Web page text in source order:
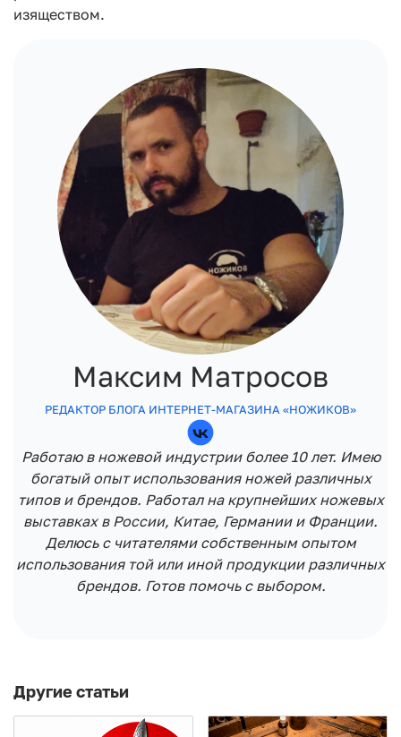
изяществом.
Максим Матросов
РЕДАКТОР БЛОГА ИНТЕРНЕТ-МАГАЗИНА «НОЖИКОВ»
Работаю в ножевой индустрии более 10 лет. Имею
богатый опыт использования ножей различных
типов и брендов. Работал на крупнейших ножевых
выставках в России, Китае, Германии и Франции.
Делюсь с читателями собственным опытом
использования той или иной продукции различных
брендов. Готов помочь с выбором.
Другие статьи